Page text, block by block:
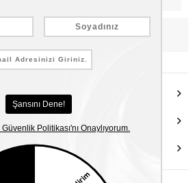
WhatsApp’tan Bilgi Al